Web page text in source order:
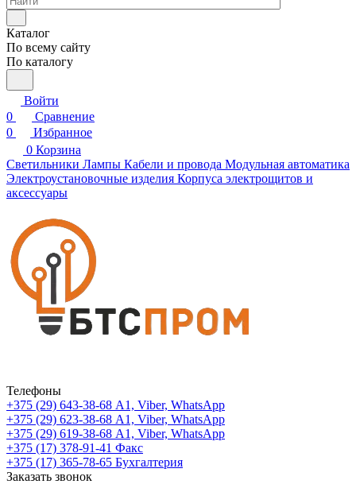
Каталог
По всему сайту
По каталогу
Войти
0
Сравнение
0
Избранное
0 Корзина
Светильники Лампы Кабели и провода Модульная автоматика
Электроустановочные изделия Корпуса электрощитов и
аксессуары
Телефоны
+375 (29) 643-38-68 А1, Viber, WhatsApp
+375 (29) 623-38-68 А1, Viber, WhatsApp
+375 (29) 619-38-68 А1, Viber, WhatsApp
+375 (17) 378-91-41 Факс
+375 (17) 365-78-65 Бухгалтерия
Заказать звонок